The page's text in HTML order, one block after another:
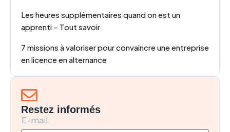
Les heures supplémentaires quand on est un
apprenti – Tout savoir
7 missions à valoriser pour convaincre une entreprise
en licence en alternance
Restez informés
E-mail